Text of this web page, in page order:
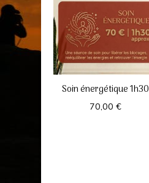
Soin énergétique 1h30
70,00 €